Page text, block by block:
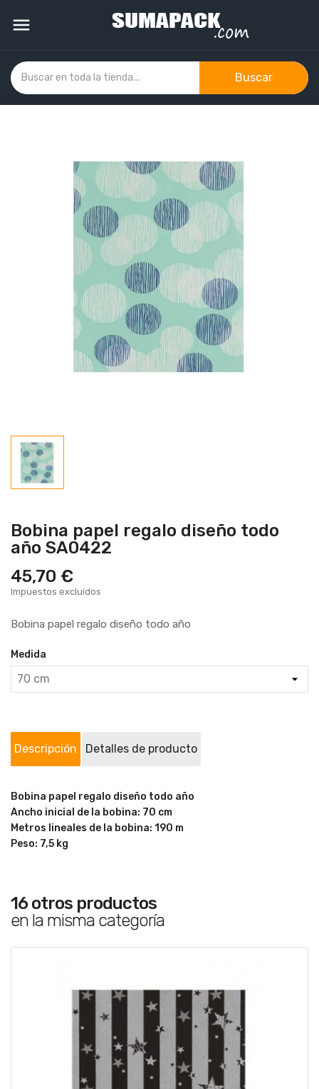

Buscar
Bobina papel regalo diseño todo
año SA0422
45,70 €
Impuestos excluidos
Bobina papel regalo diseño todo año
Medida
Descripción Detalles de producto
Bobina papel regalo diseño todo año
Ancho inicial de la bobina: 70 cm
Metros lineales de la bobina: 190 m
Peso: 7,5 kg
16 otros productos
en la misma categoría